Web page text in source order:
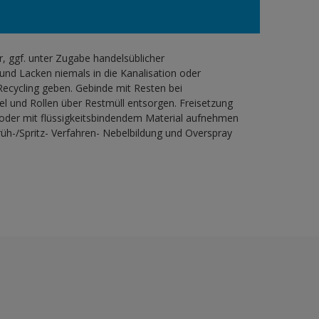
ggf. unter Zugabe handelsüblicher
Lacken niemals in die Kanalisation oder
geben. Gebinde mit Resten bei
und Rollen über Restmüll entsorgen. Freisetzung
mit flüssigkeitsbindendem Material aufnehmen
Spritz- Verfahren- Nebelbildung und Overspray